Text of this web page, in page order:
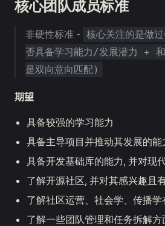
核心团队成员标准
非硬性标准 - 核心关注的是做
否具备学习能力/发展潜力 +
是双向意向匹配)
期望
具备较强的学习能力
具备主导项目并推动其发展的能
具备开发基础库的能力, 并对现
了解开源社区, 并对其感兴趣且
了解社区运营、社会学、传播学
了解一些团队管理和任务拆解方